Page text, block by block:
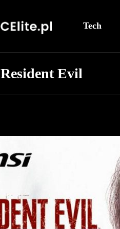
Tech
Resident Evil